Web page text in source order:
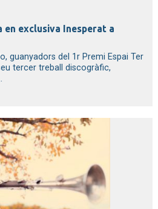
en exclusiva Inesperat a
guanyadors del 1r Premi Espai Ter
tercer treball discogràfic,